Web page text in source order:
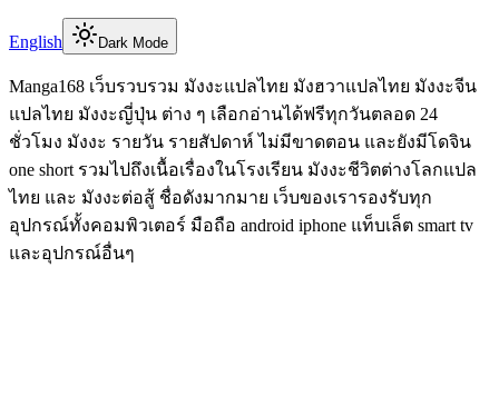
English Dark Mode
Manga168 เว็บรวบรวม มังงะแปลไทย มังฮวาแปลไทย มังงะจีน
แปลไทย มังงะญี่ปุ่น ต่าง ๆ เลือกอ่านได้ฟรีทุกวันตลอด 24
ชั่วโมง มังงะ รายวัน รายสัปดาห์ ไม่มีขาดตอน และยังมีโดจิน
one short รวมไปถึงเนื้อเรื่องในโรงเรียน มังงะชีวิตต่างโลกแปล
ไทย และ มังงะต่อสู้ ชื่อดังมากมาย เว็บของเรารองรับทุก
อุปกรณ์ทั้งคอมพิวเตอร์ มือถือ android iphone แท็บเล็ต smart tv
และอุปกรณ์อื่นๆ